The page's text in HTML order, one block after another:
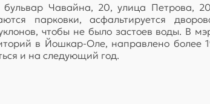
Чавайна, 20, улица Петрова,
парковки, асфальтируется
чтобы не было застоев воды. В
в Йошкар-Оле, направлено
и на следующий год.